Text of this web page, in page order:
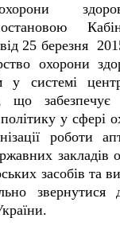
від 25 березня
охорони
у системі
що
у сфері
роботи
закладів
засобів та
звернутися